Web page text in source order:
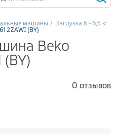
машины
машины Загрузка 6 - 6,5 кг
(BY)
Beko
(BY)
0 отзывов